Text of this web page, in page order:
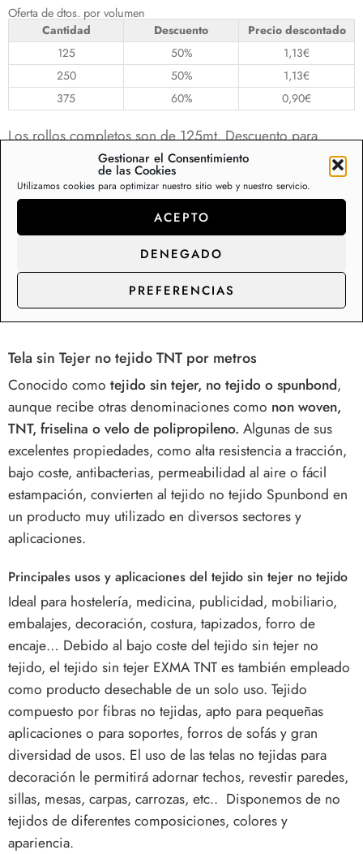
Gestionar el Consentimiento
de las Cookies
Utilizamos cookies para optimizar nuestro sitio web y nuestro servicio.
ACEPTO
DENEGADO
PREFERENCIAS
Oferta de dtos. por volumen
Cantidad Descuento
Precio descontado
125
50% 1,13€
250
50% 1,13€
375
60% 0,90€
Los rollos completos son de 125mt. Descuento para
pedidos de rollos completos. (Cantidades múltiplo de
125) Cantidades distintas a rollos completos se aplicará
precio sin descuento ⚠️TIENDAS Y PROFESIONALES:
CONTACTEN CON NOSOTROS PARA TARIFAS
Descripción Información adicional
Tela sin Tejer no tejido TNT por metros
Conocido como tejido sin tejer, no tejido o spunbond,
aunque recibe otras denominaciones como non woven,
TNT, friselina o velo de polipropileno. Algunas de sus
excelentes propiedades, como alta resistencia a tracción,
bajo coste, antibacterias, permeabilidad al aire o fácil
estampación, convierten al tejido no tejido Spunbond en
un producto muy utilizado en diversos sectores y
aplicaciones.
Principales usos y aplicaciones del tejido sin tejer no tejido
Ideal para hostelería, medicina, publicidad, mobiliario,
embalajes, decoración, costura, tapizados, forro de
encaje… Debido al bajo coste del tejido sin tejer no
tejido, el tejido sin tejer EXMA TNT es también empleado
como producto desechable de un solo uso. Tejido
compuesto por fibras no tejidas, apto para pequeñas
aplicaciones o para soportes, forros de sofás y gran
diversidad de usos. El uso de las telas no tejidas para
decoración le permitirá adornar techos, revestir paredes,
sillas, mesas, carpas, carrozas, etc.. Disponemos de no
tejidos de diferentes composiciones, colores y
apariencia.